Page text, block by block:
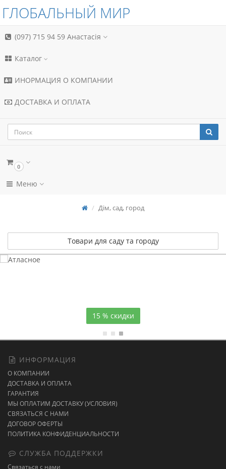
ГЛОБАЛЬНЫЙ МИР
(097) 715 94 59 Анастасія
Каталог
ИНОРМАЦИЯ О КОМПАНИИ
ДОСТАВКА И ОПЛАТА
0
Меню
Дім, сад, город
Товари для саду та городу
15 % скидки
ИНФОРМАЦИЯ
О КОМПАНИИ
ДОСТАВКА И ОПЛАТА
ГАРАНТИЯ
МЫ ОПЛАТИМ ДОСТАВКУ (УСЛОВИЯ)
СВЯЗАТЬСЯ С НАМИ
ДОГОВОР ОФЕРТЫ
ПОЛИТИКА КОНФИДЕНЦИАЛЬНОСТИ
СЛУЖБА ПОДДЕРЖКИ
Связаться с нами